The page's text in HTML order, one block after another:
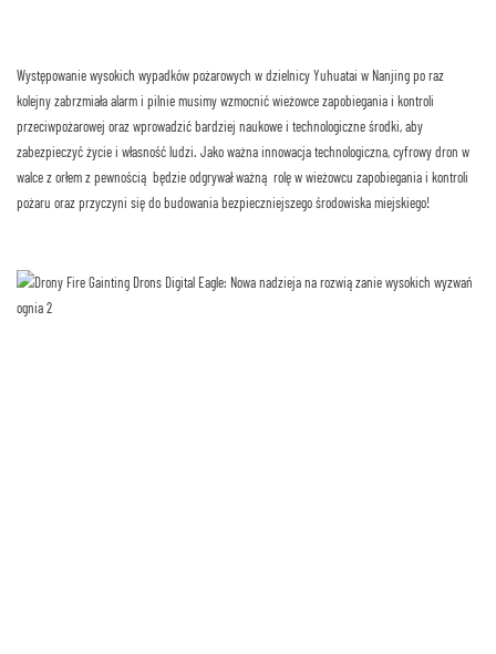
Występowanie wysokich wypadków pożarowych w dzielnicy Yuhuatai w Nanjing po raz
kolejny zabrzmiała alarm i pilnie musimy wzmocnić wieżowce zapobiegania i kontroli
przeciwpożarowej oraz wprowadzić bardziej naukowe i technologiczne środki, aby
zabezpieczyć życie i własność ludzi. Jako ważna innowacja technologiczna, cyfrowy dron w
walce z orłem z pewnością będzie odgrywał ważną rolę w wieżowcu zapobiegania i kontroli
pożaru oraz przyczyni się do budowania bezpieczniejszego środowiska miejskiego!